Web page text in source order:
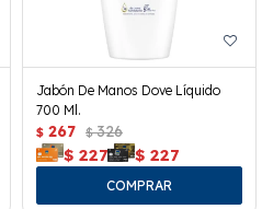
Jabón De Manos Dove Líquido
700 Ml.
$ 267 $ 326
$ 227 $ 227